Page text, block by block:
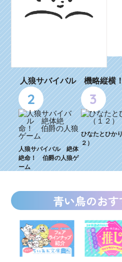
人狼サバイバル 機略縦横
2
人狼サバイバル 絶体
絶命！ 伯爵の人狼ゲ
ーム
3
ひなたとひか
２）
青い鳥のおす